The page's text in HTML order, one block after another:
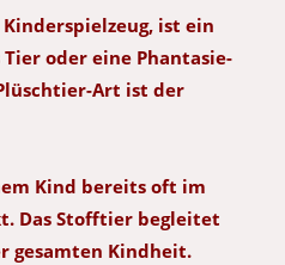
ist ein
oder eine Phantasie-
Art ist der
Kind bereits oft im
Das Stofftier begleitet
gesamten Kindheit.